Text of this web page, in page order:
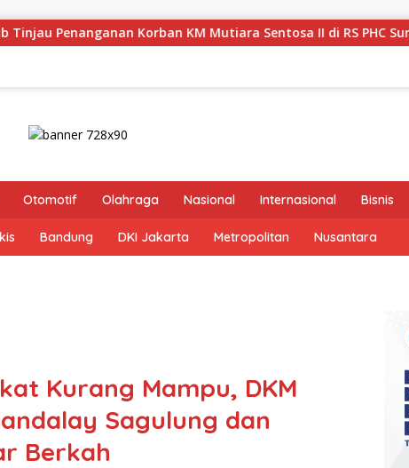
KM Mutiara Sentosa II di RS PHC Surabaya Pastikan
Otomotif Olahraga Nasional Internasional Bisnis
Bandung DKI Jakarta Metropolitan Nusantara
Kurang Mampu, DKM
Sagulung dan
Berkah